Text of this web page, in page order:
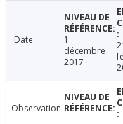
Date
1
décembre
2017
Observation